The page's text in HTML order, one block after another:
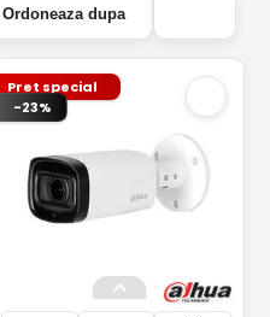
Ordoneaza dupa
Pret special
-23%